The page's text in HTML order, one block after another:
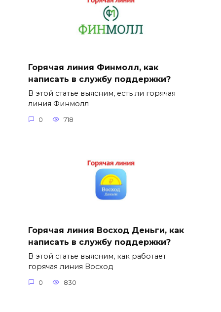
Горячая линия Финмолл, как
написать в службу поддержки?
В этой статье выясним, есть ли горячая
линия Финмолл
0 718
Горячая линия Восход Деньги, как
написать в службу поддержки?
В этой статье выясним, как работает
горячая линия Восход
0 830